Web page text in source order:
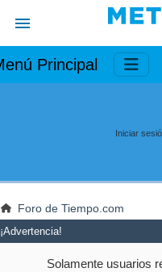
Principal
Iniciar
Foro de Tiempo.com
¡Advertencia!
Solamente usuarios